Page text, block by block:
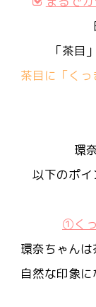
「茶目
茶目に「く
環
以下のポイ
①く
環奈ちゃんは
自然な印象